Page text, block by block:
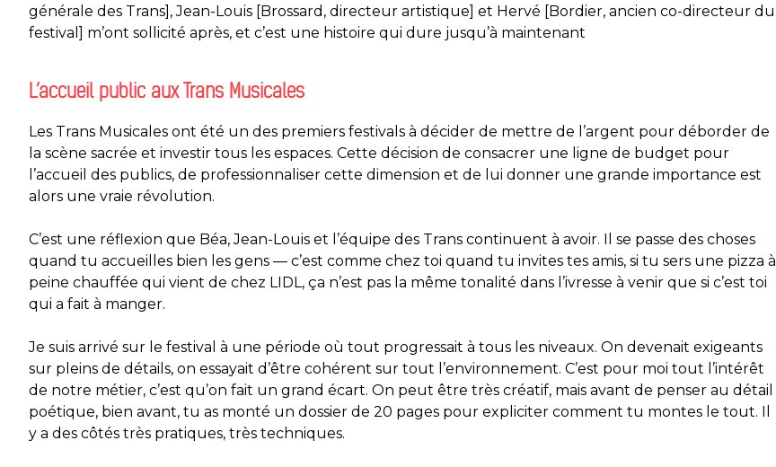
générale des Trans], Jean-Louis [Brossard, directeur artistique] et Hervé [Bordier, ancien co-directeur du
festival] m’ont sollicité après, et c’est une histoire qui dure jusqu’à maintenant
L’accueil public aux Trans Musicales
Les Trans Musicales ont été un des premiers festivals à décider de mettre de l’argent pour déborder de
la scène sacrée et investir tous les espaces. Cette décision de consacrer une ligne de budget pour
l’accueil des publics, de professionnaliser cette dimension et de lui donner une grande importance est
alors une vraie révolution.
C’est une réflexion que Béa, Jean-Louis et l’équipe des Trans continuent à avoir. Il se passe des choses
quand tu accueilles bien les gens — c’est comme chez toi quand tu invites tes amis, si tu sers une pizza à
peine chauffée qui vient de chez LIDL, ça n’est pas la même tonalité dans l’ivresse à venir que si c’est toi
qui a fait à manger.
Je suis arrivé sur le festival à une période où tout progressait à tous les niveaux. On devenait exigeants
sur pleins de détails, on essayait d’être cohérent sur tout l’environnement. C’est pour moi tout l’intérêt
de notre métier, c’est qu’on fait un grand écart. On peut être très créatif, mais avant de penser au détail
poétique, bien avant, tu as monté un dossier de 20 pages pour expliciter comment tu montes le tout. Il
y a des côtés très pratiques, très techniques.